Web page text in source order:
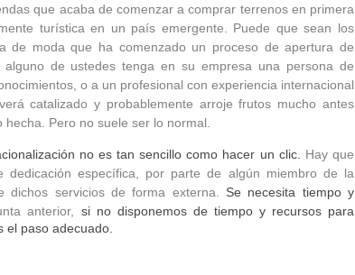
que acaba de comenzar a comprar terrenos en primera
turística en un país emergente. Puede que sean los
de moda que ha comenzado un proceso de apertura de
de ustedes tenga en su empresa una persona de
o a un profesional con experiencia internacional
catalizado y probablemente arroje frutos mucho antes
Pero no suele ser lo normal.
no es tan sencillo como hacer un clic. Hay que
dedicación específica, por parte de algún miembro de la
dichos servicios de forma externa. Se necesita tiempo y
anterior, si no disponemos de tiempo y recursos para
el paso adecuado.